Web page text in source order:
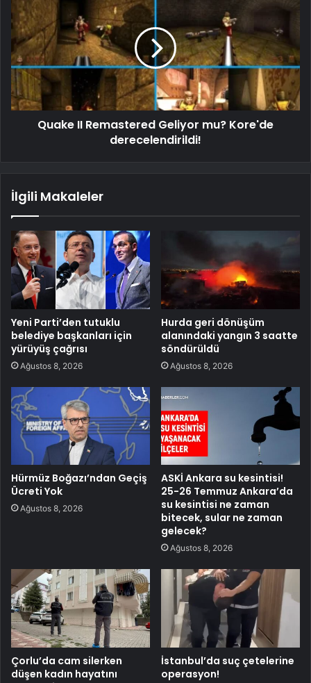
Quake II Remastered Geliyor mu? Kore'de
derecelendirildi!
İlgili Makaleler
Yeni Parti’den tutuklu
belediye başkanları için
yürüyüş çağrısı
Ağustos 8, 2026
Hurda geri dönüşüm
alanındaki yangın 3 saatte
söndürüldü
Ağustos 8, 2026
Hürmüz Boğazı’ndan Geçiş
Ücreti Yok
Ağustos 8, 2026
ASKİ Ankara su kesintisi!
25-26 Temmuz Ankara’da
su kesintisi ne zaman
bitecek, sular ne zaman
gelecek?
Ağustos 8, 2026
Çorlu’da cam silerken
düşen kadın hayatını
İstanbul’da suç çetelerine
operasyon!